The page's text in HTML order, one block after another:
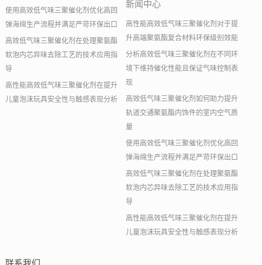
使用高效低气味三聚催化剂优化高回
弹海绵生产流程并满足严苛环保出口
高效低气味三聚催化剂在处理聚氨酯
软泡内芯异味去除工艺的技术应用指
导
高性能高效低气味三聚催化剂在提升
儿童泡沫玩具安全性与触感表现分析
新闻中心
高性能高效低气味三聚催化剂对于提
升高端聚氨酯复合材料环保级别效能
分析高效低气味三聚催化剂在不同环
境下维持催化性能且保证气味控制表
现
高效低气味三聚催化剂如何助力提升
轨道交通聚氨酯内饰件的室内空气质
量
使用高效低气味三聚催化剂优化高回
弹海绵生产流程并满足严苛环保出口
高效低气味三聚催化剂在处理聚氨酯
软泡内芯异味去除工艺的技术应用指
导
高性能高效低气味三聚催化剂在提升
儿童泡沫玩具安全性与触感表现分析
联系我们